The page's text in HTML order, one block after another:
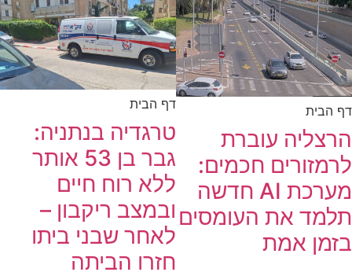
דף הבית
הרצליה עוברת
לרמזורים חכמים:
מערכת AI חדשה
תלמד את העומסים
בזמן אמת
דף הבית
טרגדיה בנתניה:
גבר בן 53 אותר
ללא רוח חיים
ובמצב ריקבון –
לאחר שבני ביתו
חזרו הביתה